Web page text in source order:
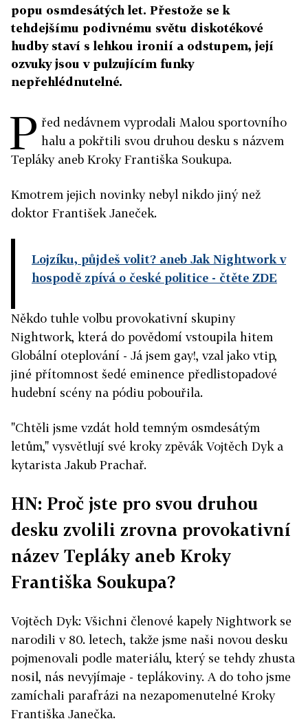
popu osmdesátých let. Přestože se k
tehdejšímu podivnému světu diskotékové
hudby staví s lehkou ironií a odstupem, její
ozvuky jsou v pulzujícím funky
nepřehlédnutelné.
P řed nedávnem vyprodali Malou sportovního
halu a pokřtili svou druhou desku s názvem
Tepláky aneb Kroky Františka Soukupa.
Kmotrem jejich novinky nebyl nikdo jiný než
doktor František Janeček.
Lojzíku, půjdeš volit? aneb Jak Nightwork v
hospodě zpívá o české politice - čtěte ZDE
Někdo tuhle volbu provokativní skupiny
Nightwork, která do povědomí vstoupila hitem
Globální oteplování - Já jsem gay!, vzal jako vtip,
jiné přítomnost šedé eminence předlistopadové
hudební scény na pódiu pobouřila.
"Chtěli jsme vzdát hold temným osmdesátým
letům," vysvětlují své kroky zpěvák Vojtěch Dyk a
kytarista Jakub Prachař.
HN: Proč jste pro svou druhou
desku zvolili zrovna provokativní
název Tepláky aneb Kroky
Františka Soukupa?
Vojtěch Dyk: Všichni členové kapely Nightwork se
narodili v 80. letech, takže jsme naši novou desku
pojmenovali podle materiálu, který se tehdy zhusta
nosil, nás nevyjímaje - teplákoviny. A do toho jsme
zamíchali parafrázi na nezapomenutelné Kroky
Františka Janečka.